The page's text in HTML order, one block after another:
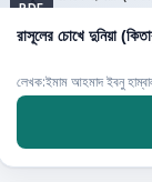
PDF
লেখক:ইমাম আহমাদ ইবনু